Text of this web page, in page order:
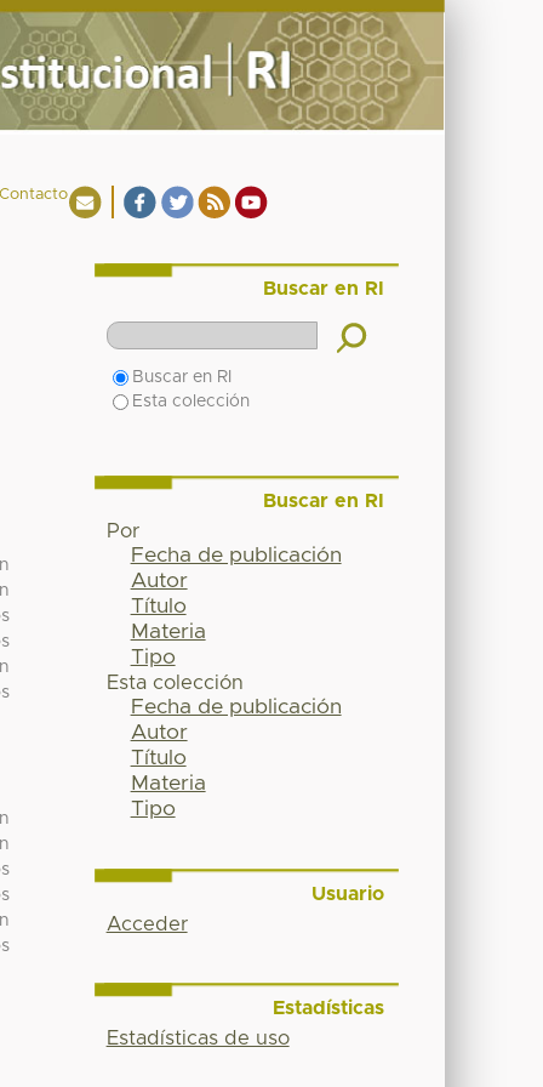
Buscar en RI
Buscar en RI
Esta colección
Buscar en RI
Por
Fecha de publicación
Autor
Título
Materia
Tipo
Esta colección
Fecha de publicación
Autor
Título
Materia
Tipo
Usuario
Acceder
Estadísticas
Estadísticas de uso